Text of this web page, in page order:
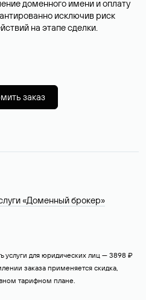
доменного имени и оплату
исключив риск
на этапе сделки.
заказ
«Доменный брокер»
для юридических лиц — 3898 ₽
заказа применяется скидка,
тарифном плане.